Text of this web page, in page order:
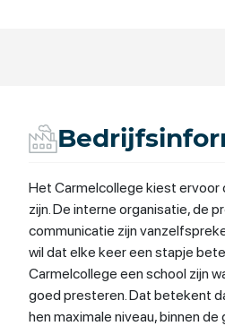
Het Carmelcollege kiest
zijn. De interne organisatie, de
communicatie zijn
wil dat elke keer een stapje
Carmelcollege een school zijn
goed presteren. Dat betekent
hen maximale niveau, binnen